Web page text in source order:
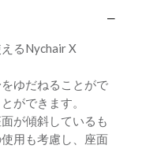
るNychair X
ゆだねることがで
ができます。
が傾斜しているも
用も考慮し、座面